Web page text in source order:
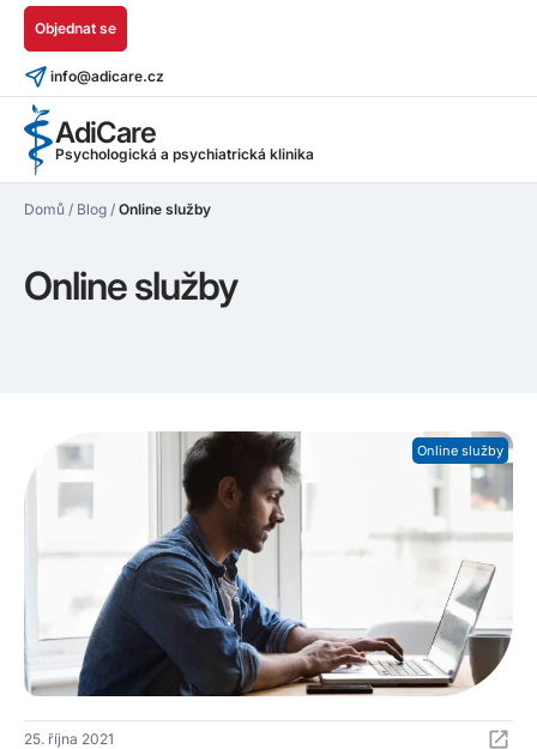
AdiCare
Psychologická a psychiatrická klinika
Objednat se
info@adicare.cz
Domů / Blog / Online služby
Online služby
Online služby
25. října 2021